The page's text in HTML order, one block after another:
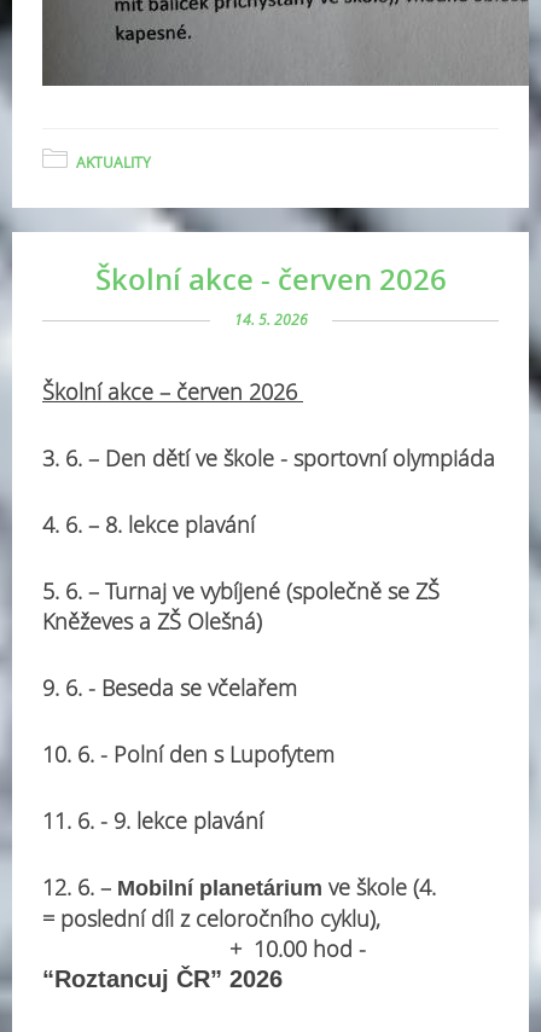
AKTUALITY
Školní akce - červen 2026
14. 5. 2026
Školní akce – červen 2026
3. 6. – Den dětí ve škole - sportovní olympiáda
4. 6. – 8. lekce plavání
5. 6. – Turnaj ve vybíjené (společně se ZŠ
Kněževes a ZŠ Olešná)
9. 6. - Beseda se včelařem
10. 6. - Polní den s Lupofytem
11. 6. - 9. lekce plavání
12. 6. – Mobilní planetárium ve škole (4.
= poslední díl z celoročního cyklu),
+ 10.00 hod -
“Roztancuj ČR” 2026